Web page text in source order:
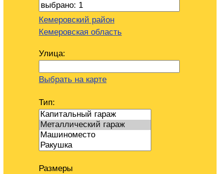
Кемеровский район
Кемеровская область
Улица:
Выбрать на карте
Тип:
Размеры